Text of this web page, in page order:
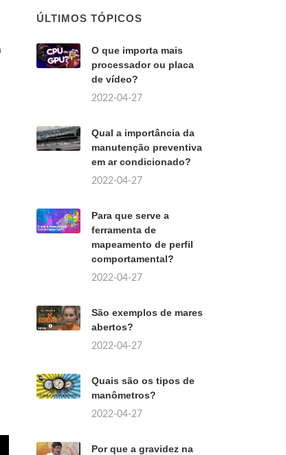
ÚLTIMOS TÓPICOS
O que importa mais
processador ou placa
de vídeo?
2022-04-27
Qual a importância da
manutenção preventiva
em ar condicionado?
2022-04-27
Para que serve a
ferramenta de
mapeamento de perfil
comportamental?
2022-04-27
São exemplos de mares
abertos?
2022-04-27
Quais são os tipos de
manômetros?
2022-04-27
Por que a gravidez na